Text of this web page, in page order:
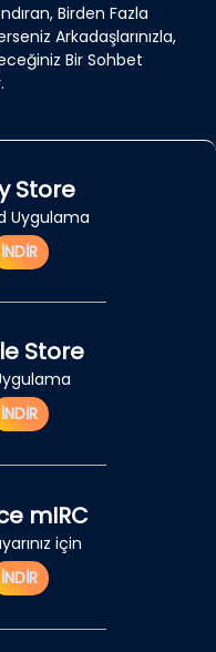
Birden Fazla
Arkadaşlarınızla,
Bir Sohbet
Store
Uygulama
İNDİR
Store
İNDİR
mIRC
için
İNDİR